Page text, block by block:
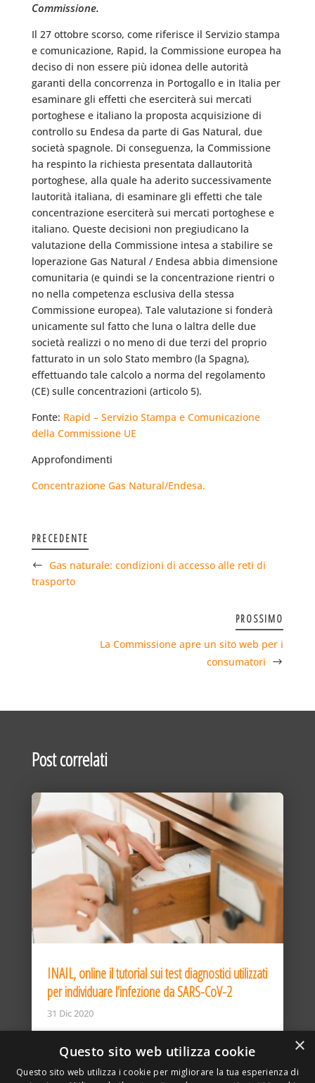
Commissione.
Il 27 ottobre scorso, come riferisce il Servizio stampa
e comunicazione, Rapid, la Commissione europea ha
deciso di non essere più idonea delle autorità
garanti della concorrenza in Portogallo e in Italia per
esaminare gli effetti che eserciterà sui mercati
portoghese e italiano la proposta acquisizione di
controllo su Endesa da parte di Gas Natural, due
società spagnole. Di conseguenza, la Commissione
ha respinto la richiesta presentata dallautorità
portoghese, alla quale ha aderito successivamente
lautorità italiana, di esaminare gli effetti che tale
concentrazione eserciterà sui mercati portoghese e
italiano. Queste decisioni non pregiudicano la
valutazione della Commissione intesa a stabilire se
loperazione Gas Natural / Endesa abbia dimensione
comunitaria (e quindi se la concentrazione rientri o
no nella competenza esclusiva della stessa
Commissione europea). Tale valutazione si fonderà
unicamente sul fatto che luna o laltra delle due
società realizzi o no meno di due terzi del proprio
fatturato in un solo Stato membro (la Spagna),
effettuando tale calcolo a norma del regolamento
(CE) sulle concentrazioni (articolo 5).
Fonte: Rapid – Servizio Stampa e Comunicazione
della Commissione UE
Approfondimenti
Concentrazione Gas Natural/Endesa.
PRECEDENTE
Gas naturale: condizioni di accesso alle reti di
trasporto
PROSSIMO
La Commissione apre un sito web per i
consumatori
Post correlati
INAIL, online il tutorial sui test diagnostici utilizzati
per individuare l’infezione da SARS-CoV-2
31 Dic 2020
×
Questo sito web utilizza cookie
Questo sito web utilizza i cookie per migliorare la tua esperienza di